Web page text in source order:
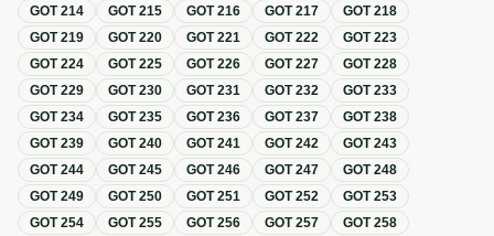
GOT214 GOT215 GOT216 GOT217 GOT218
GOT219 GOT220 GOT221 GOT222 GOT223
GOT224 GOT225 GOT226 GOT227 GOT228
GOT229 GOT230 GOT231 GOT232 GOT233
GOT234 GOT235 GOT236 GOT237 GOT238
GOT239 GOT240 GOT241 GOT242 GOT243
GOT244 GOT245 GOT246 GOT247 GOT248
GOT249 GOT250 GOT251 GOT252 GOT253
GOT254 GOT255 GOT256 GOT257 GOT258